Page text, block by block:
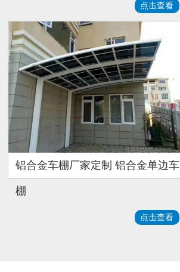
点击查看
铝合金车棚厂家定制 铝合金单边车
棚
点击查看